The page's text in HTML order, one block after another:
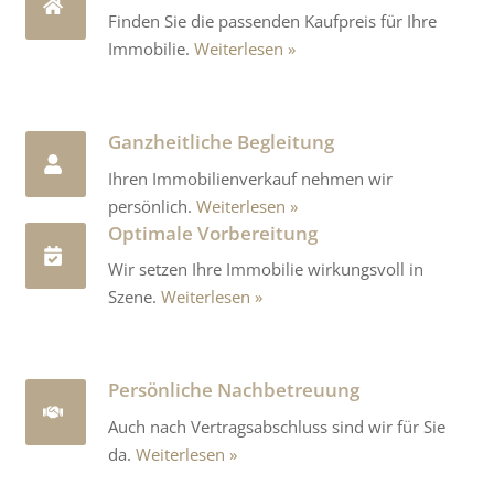
Finden Sie die passenden Kaufpreis für Ihre
Immobilie. Weiterlesen
Ganzheitliche Begleitung
Ihren Immobilienverkauf nehmen wir
persönlich. Weiterlesen
Optimale Vorbereitung
Wir setzen Ihre Immobilie wirkungsvoll in
Szene. Weiterlesen
Persönliche Nachbetreuung
Auch nach Vertragsabschluss sind wir für Sie
da. Weiterlesen